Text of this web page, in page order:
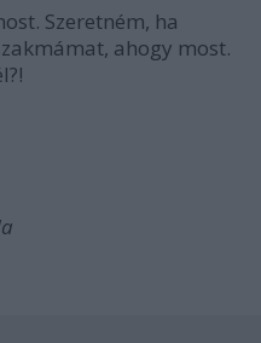
Szeretném, ha
ahogy most.